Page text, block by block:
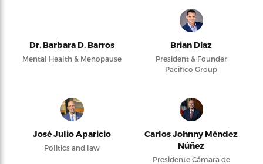
Dr. Barbara D. Barros
Mental Health & Menopause
Brian Díaz
President & Founder
Pacifico Group
José Julio Aparicio
Politics and law
Carlos Johnny Méndez
Núñez
Presidente Cámara de